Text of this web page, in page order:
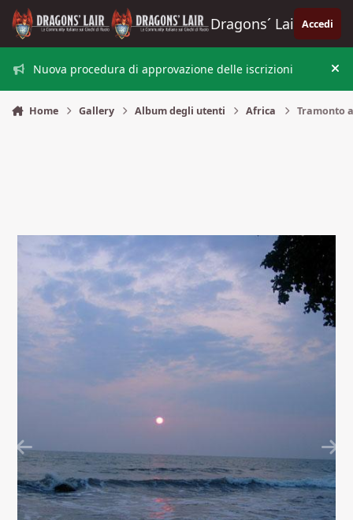
Vai al contenuto
Dragons´ Lair Accedi
Nuova procedura di approvazione delle iscrizioni
Home Gallery Album degli utenti Africa Tramonto